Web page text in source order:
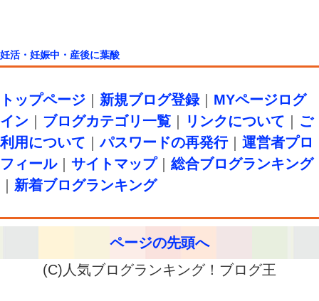
妊活・妊娠中・産後に葉酸
トップページ 新規ブログ登録｜ MYページログ
イン
ブログカテゴリ一覧 リンクについて
ご
利用について ｜パスワードの再発行｜ 運営者プロ
フィール｜ サイトマップ｜ 総合ブログランキング
新着ブログランキング
ページの先頭へ
(C)人気ブログランキング！ブログ王